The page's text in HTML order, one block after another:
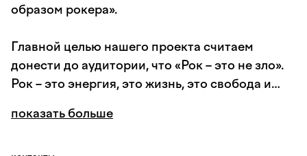
образом рокера».
Главной целью нашего проекта считаем
донести до аудитории, что «Рок – это не зло».
Рок – это энергия, это жизнь, это свобода и
показать больше